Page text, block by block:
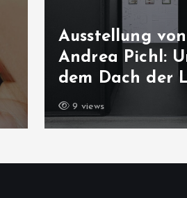
Ausstellung von
Andrea Pichl:
dem Dach der
9 views